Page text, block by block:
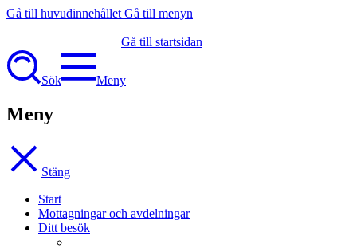
Gå till huvudinnehållet Gå till menyn
Gå till startsidan
Sök Meny
Meny
Stäng
Start
Mottagningar och avdelningar
Ditt besök